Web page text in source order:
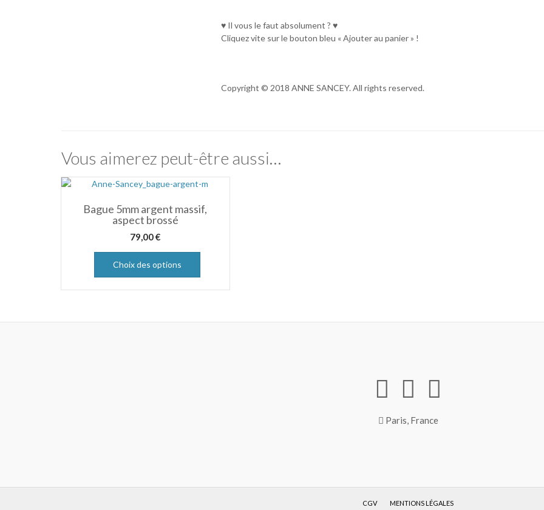
♥ Il vous le faut absolument ? ♥
Cliquez vite sur le bouton bleu « Ajouter au panier » !
Copyright © 2018 ANNE SANCEY. All rights reserved.
Vous aimerez peut-être aussi…
Bague 5mm argent massif,
aspect brossé
79,00€
Choix des options
Paris, France
CGV MENTIONS LÉGALES